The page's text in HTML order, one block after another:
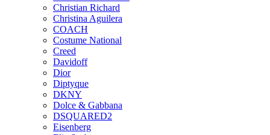
Christian Richard
Christina Aguilera
COACH
Costume National
Creed
Davidoff
Dior
Diptyque
DKNY
Dolce & Gabbana
DSQUARED2
Eisenberg